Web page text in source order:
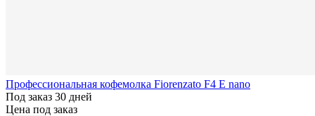
Профессиональная кофемолка Fiorenzato F4 E nano
Под заказ 30 дней
Цена под заказ